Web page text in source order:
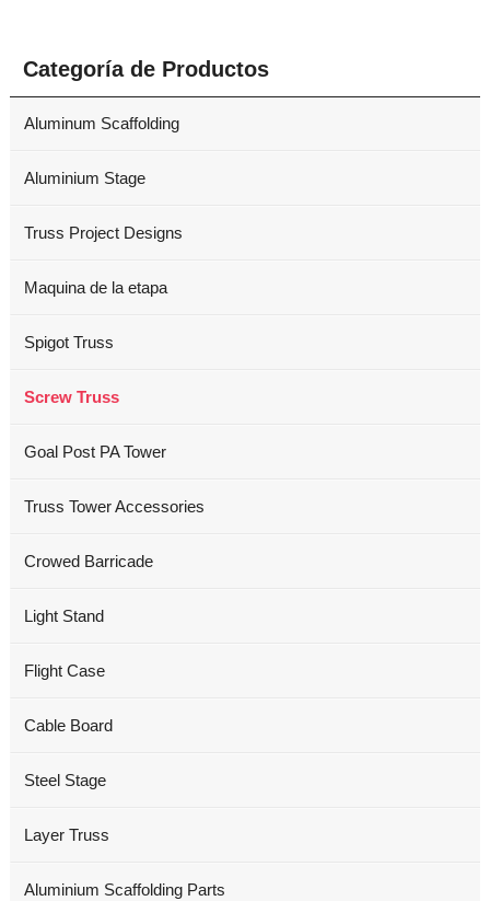
Categoría de Productos
Aluminum Scaffolding
Aluminium Stage
Truss Project Designs
Maquina de la etapa
Spigot Truss
Screw Truss
Goal Post PA Tower
Truss Tower Accessories
Crowed Barricade
Light Stand
Flight Case
Cable Board
Steel Stage
Layer Truss
Aluminium Scaffolding Parts